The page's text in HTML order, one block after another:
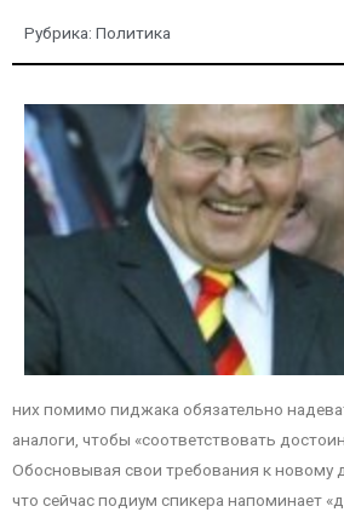
Рубрика: Политика
них помимо пиджака обязательно
аналоги, чтобы «соответствовать
Обосновывая свои требования к новому
что сейчас подиум спикера напоминает